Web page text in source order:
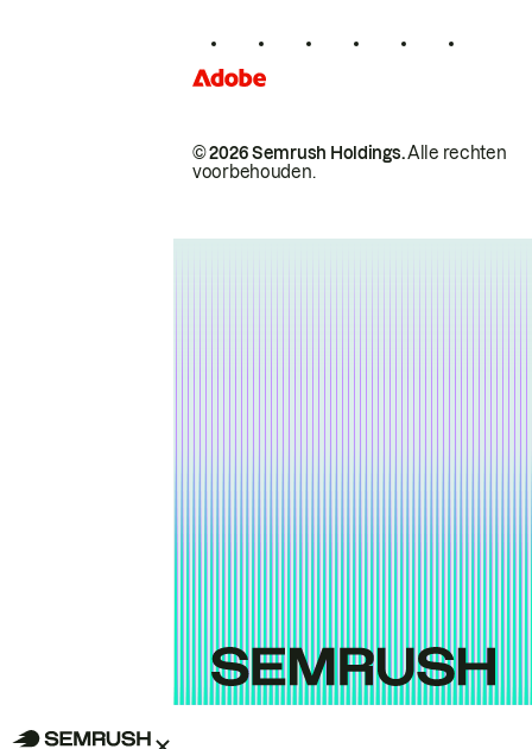
© 2026 Semrush Holdings.Alle rechten
voorbehouden.